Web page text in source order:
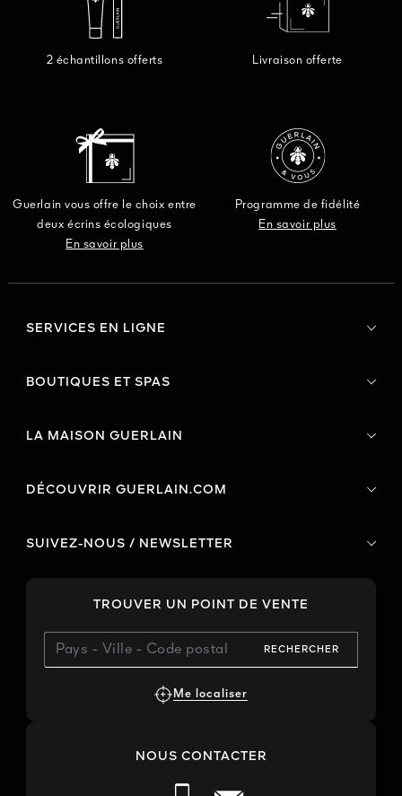
2 échantillons offerts Livraison offerte
Guerlain vous offre le choix entre
deux écrins écologiques
En savoir plus
Programme de fidélité
En savoir plus
SERVICES EN LIGNE
BOUTIQUES ET SPAS
LA MAISON GUERLAIN
DÉCOUVRIR GUERLAIN.COM
SUIVEZ-NOUS / NEWSLETTER
TROUVER UN POINT DE VENTE
RECHERCHER
Me localiser
NOUS CONTACTER